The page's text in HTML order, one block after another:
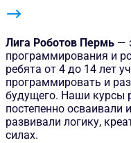
Лига Роботов Пермь —
программирования и
ребята от 4 до 14 лет
программировать и
будущего. Наши курсы
постепенно
развивали логику,
силах.